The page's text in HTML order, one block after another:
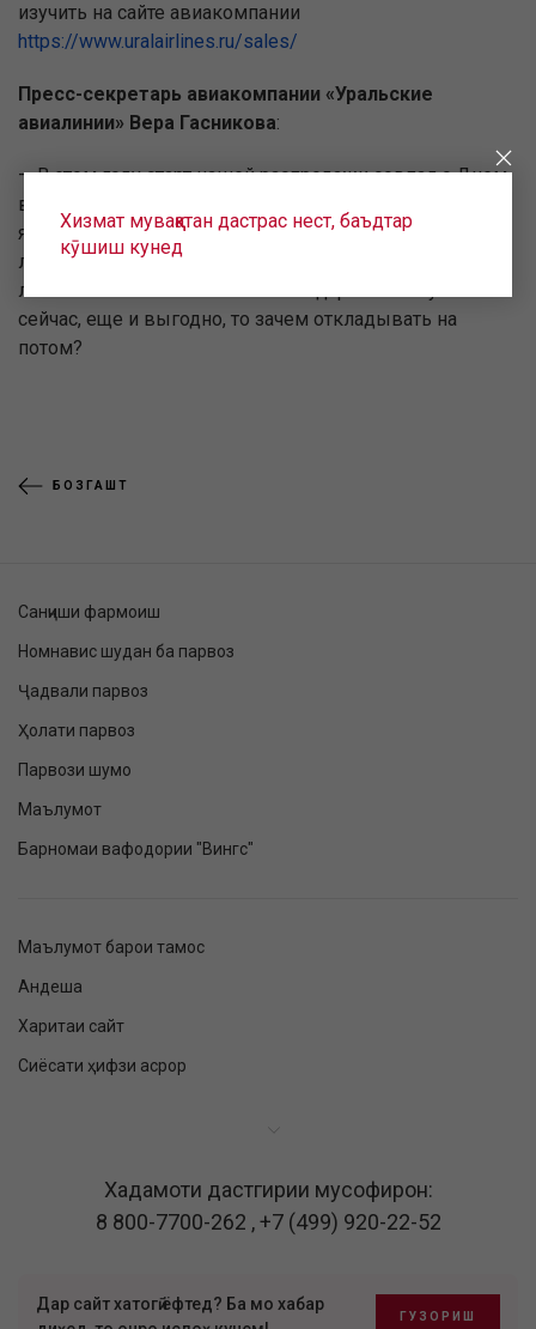
изучить на сайте авиакомпании
https://www.uralairlines.ru/sales/
Пресс-секретарь авиакомпании «Уральские
авиалинии» Вера Гасникова:
— В этом году старт нашей распродажи совпал с Днем
всех влюбленных . Мы считаем, что путешествия и
яркие воспоминания — один из лучших подарков для
любимых близких, любимых детей и, конечно,
любимого себя. А если можно подарить лето уже
сейчас, еще и выгодно, то зачем откладывать на
потом?
БОЗГАШТ
Хизмат муваққатан дастрас нест, баъдтар
кӯшиш кунед
Санҷиши фармоиш
Номнавис шудан ба парвоз
Ҷадвали парвоз
Ҳолати парвоз
Парвози шумо
Маълумот
Барномаи вафодории "Вингс"
Маълумот барои тамос
Андеша
Харитаи сайт
Сиёсати ҳифзи асрор
Хадамоти дастгирии мусофирон:
8 800-7700-262 ,+7 (499) 920-22-52
Дар сайт хатогӣ ёфтед? Ба мо хабар
ГУЗОРИШ